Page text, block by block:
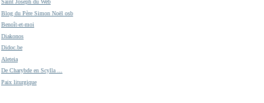
Saint Joseph du Web
Blog du Père Simon Noël osb
Benoît-et-moi
Diakonos
Didoc.be
Aleteia
De Charybde en Scylla ...
Paix liturgique